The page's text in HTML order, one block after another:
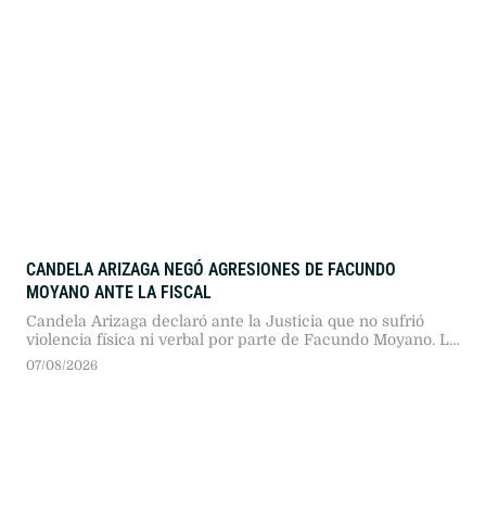
CANDELA ARIZAGA NEGÓ AGRESIONES DE FACUNDO
MOYANO ANTE LA FISCAL
Candela Arizaga declaró ante la Justicia que no sufrió
violencia física ni verbal por parte de Facundo Moyano. La
joven explicó que atravesó un brote psicótico producto del
07/08/2026